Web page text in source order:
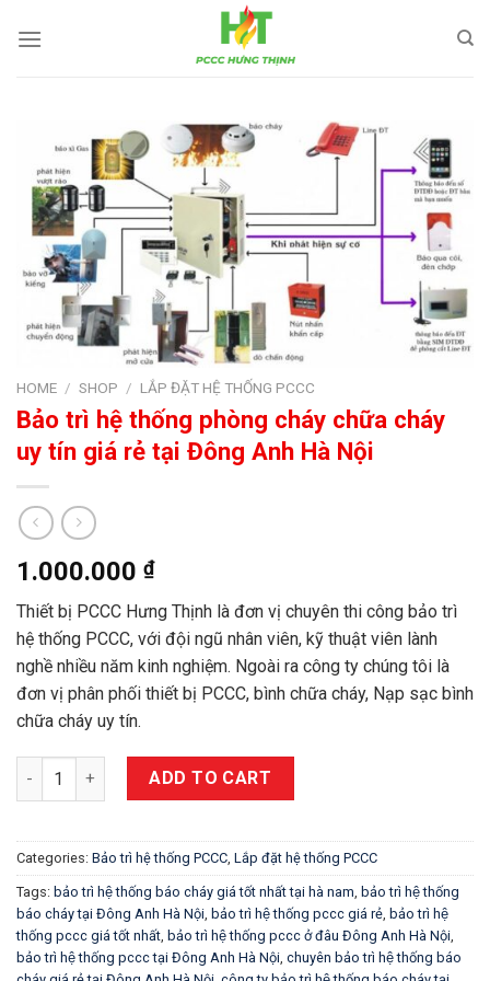
HOME / SHOP / LẮP ĐẶT HỆ THỐNG PCCC
Bảo trì hệ thống phòng cháy chữa cháy
uy tín giá rẻ tại Đông Anh Hà Nội
1.000.000 ₫
Thiết bị PCCC Hưng Thịnh là đơn vị chuyên thi công bảo trì
hệ thống PCCC, với đội ngũ nhân viên, kỹ thuật viên lành
nghề nhiều năm kinh nghiệm. Ngoài ra công ty chúng tôi là
đơn vị phân phối thiết bị PCCC, bình chữa cháy, Nạp sạc bình
chữa cháy uy tín.
Bảo trì hệ thống phòng cháy chữa cháy uy tín giá rẻ tại Đông
ADD TO CART
Categories: Bảo trì hệ thống PCCC, Lắp đặt hệ thống PCCC
Tags: bảo trì hệ thống báo cháy giá tốt nhất tại hà nam, bảo trì hệ thống
báo cháy tại Đông Anh Hà Nội, bảo trì hệ thống pccc giá rẻ, bảo trì hệ
thống pccc giá tốt nhất, bảo trì hệ thống pccc ở đâu Đông Anh Hà Nội,
bảo trì hệ thống pccc tại Đông Anh Hà Nội, chuyên bảo trì hệ thống báo